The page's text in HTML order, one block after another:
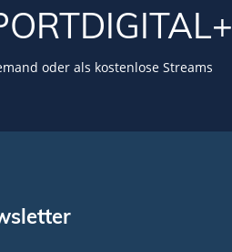
oder als kostenlose Streams